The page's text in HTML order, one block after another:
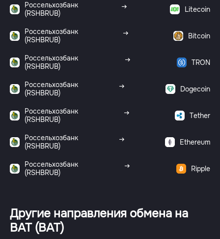
Россельхозбанк
(RSHBRUB)
Litecoin
Россельхозбанк
(RSHBRUB)
Bitcoin
Россельхозбанк
(RSHBRUB)
TRON
Россельхозбанк
(RSHBRUB)
Dogecoin
Россельхозбанк
(RSHBRUB)
Tether
Россельхозбанк
(RSHBRUB)
Ethereum
Россельхозбанк
(RSHBRUB)
Ripple
Другие направления обмена на
BAT (BAT)